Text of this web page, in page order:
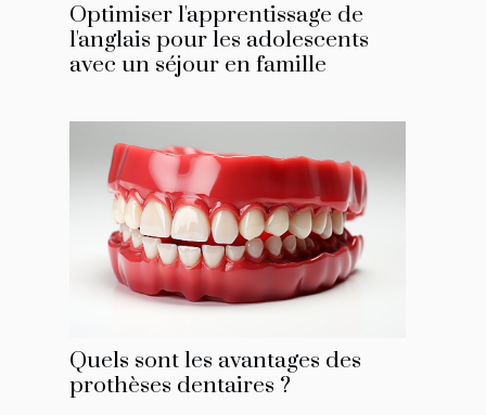
Optimiser l'apprentissage de
l'anglais pour les adolescents
avec un séjour en famille
Quels sont les avantages des
prothèses dentaires ?